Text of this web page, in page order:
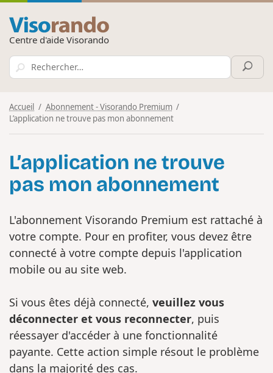
Centre d'aide Visorando
Accueil
Abonnement - Visorando Premium
L’application ne trouve pas mon abonnement
L’application ne trouve
pas mon abonnement
L'abonnement Visorando Premium est rattaché à
votre compte. Pour en profiter, vous devez être
connecté à votre compte depuis l'application
mobile ou au site web.
Si vous êtes déjà connecté,veuillez vous
déconnecter et vous reconnecter, puis
réessayer d'accéder à une fonctionnalité
payante. Cette action simple résout le problème
dans la majorité des cas.